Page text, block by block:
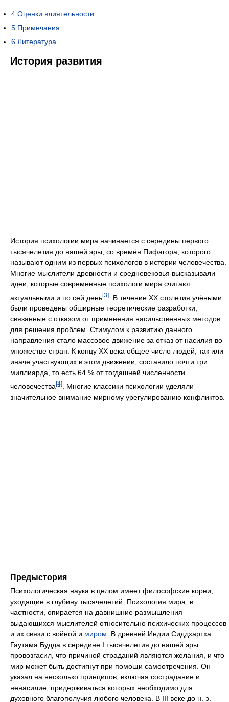
4 Оценки влиятельности
5 Примечания
6 Литература
История развития
История психологии мира начинается с середины первого
тысячелетия до нашей эры, со времён Пифагора, которого
называют одним из первых психологов в истории человечества.
Многие мыслители древности и средневековья высказывали
идеи, которые современные психологи мира считают
актуальными и по сей день[3]
. В течение XX столетия учёными
были проведены обширные теоретические разработки,
связанные с отказом от применения насильственных методов
для решения проблем. Стимулом к развитию данного
направления стало массовое движение за отказ от насилия во
множестве стран. К концу XX века общее число людей, так или
иначе участвующих в этом движении, составило почти три
миллиарда, то есть 64 % от тогдашней численности
человечества [4]
. Многие классики психологии уделяли
значительное внимание мирному урегулированию конфликтов.
Предыстория
Психологическая наука в целом имеет философские корни,
уходящие в глубину тысячелетий. Психология мира, в
частности, опирается на давнишние размышления
выдающихся мыслителей относительно психических процессов
и их связи с войной и миром . В древней Индии Сиддхартха
Гаутама Будда в середине I тысячелетия до нашей эры
провозгасил, что причиной страданий являются желания, и что
мир может быть достигнут при помощи самоотречения. Он
указал на несколько принципов, включая сострадание и
ненасилие, придерживаться которых необходимо для
духовного благополучия любого человека. В III веке до н. э.